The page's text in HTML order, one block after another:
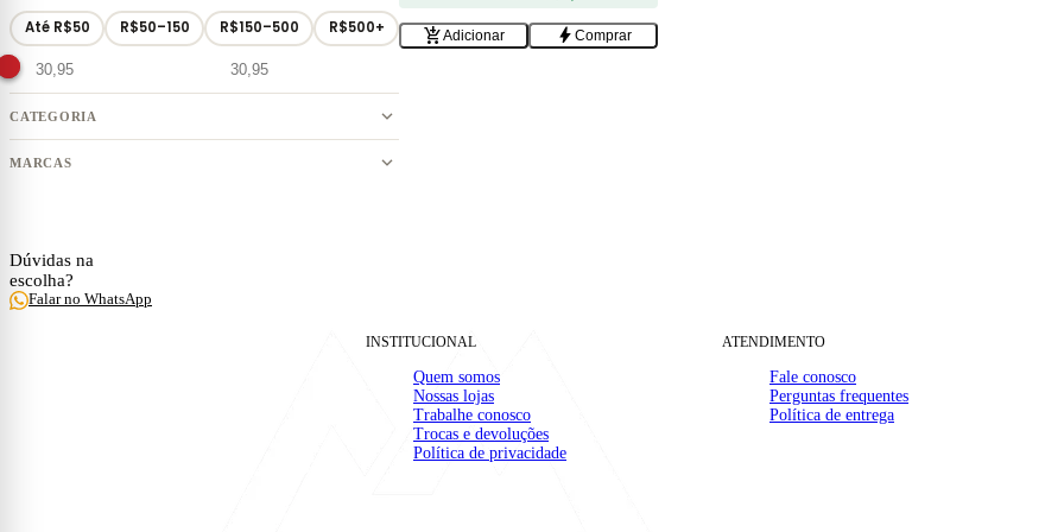
Até R$50 R$50–150 R$150–500 R$500+
CATEGORIA
MARCAS
Dúvidas na
escolha?
Falar no WhatsApp
add_shopping_cartAdicionar bolt Comprar
INSTITUCIONAL
Quem somos
Nossas lojas
Trabalhe conosco
Trocas e devoluções
Política de privacidade
ATENDIMENTO
Fale conosco
Perguntas frequentes
Política de entrega